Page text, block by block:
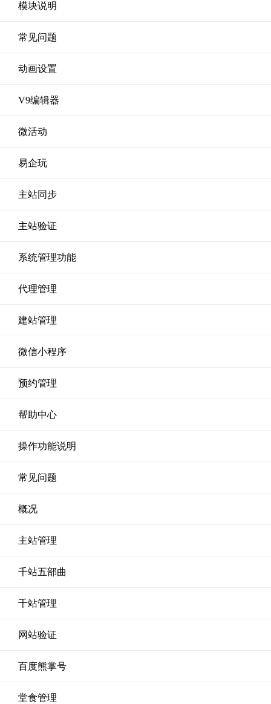
模块说明
常见问题
动画设置
V9编辑器
微活动
易企玩
主站同步
主站验证
系统管理功能
代理管理
建站管理
微信小程序
预约管理
帮助中心
操作功能说明
常见问题
概况
主站管理
千站五部曲
千站管理
网站验证
百度熊掌号
堂食管理